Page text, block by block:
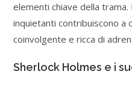
elementi chiave della trama.
inquietanti contribuiscono a
coinvolgente e ricca di
Sherlock Holmes e i